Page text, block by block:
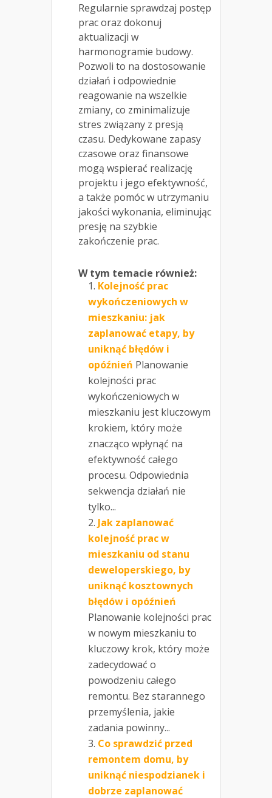
Regularnie sprawdzaj postęp
prac oraz dokonuj
aktualizacji w
harmonogramie budowy.
Pozwoli to na dostosowanie
działań i odpowiednie
reagowanie na wszelkie
zmiany, co zminimalizuje
stres związany z presją
czasu. Dedykowane zapasy
czasowe oraz finansowe
mogą wspierać realizację
projektu i jego efektywność,
a także pomóc w utrzymaniu
jakości wykonania, eliminując
presję na szybkie
zakończenie prac.
W tym temacie również:
Kolejność prac
wykończeniowych w
mieszkaniu: jak
zaplanować etapy, by
uniknąć błędów i
opóźnień Planowanie
kolejności prac
wykończeniowych w
mieszkaniu jest kluczowym
krokiem, który może
znacząco wpłynąć na
efektywność całego
procesu. Odpowiednia
sekwencja działań nie
tylko...
Jak zaplanować
kolejność prac w
mieszkaniu od stanu
deweloperskiego, by
uniknąć kosztownych
błędów i opóźnień
Planowanie kolejności prac
w nowym mieszkaniu to
kluczowy krok, który może
zadecydować o
powodzeniu całego
remontu. Bez starannego
przemyślenia, jakie
zadania powinny...
Co sprawdzić przed
remontem domu, by
uniknąć niespodzianek i
dobrze zaplanować